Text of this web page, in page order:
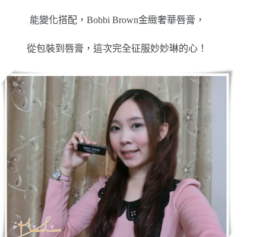
能變化搭配，Bobbi Brown金緻奢華唇膏，
從包裝到唇膏，這次完全征服妙妙琳的心！